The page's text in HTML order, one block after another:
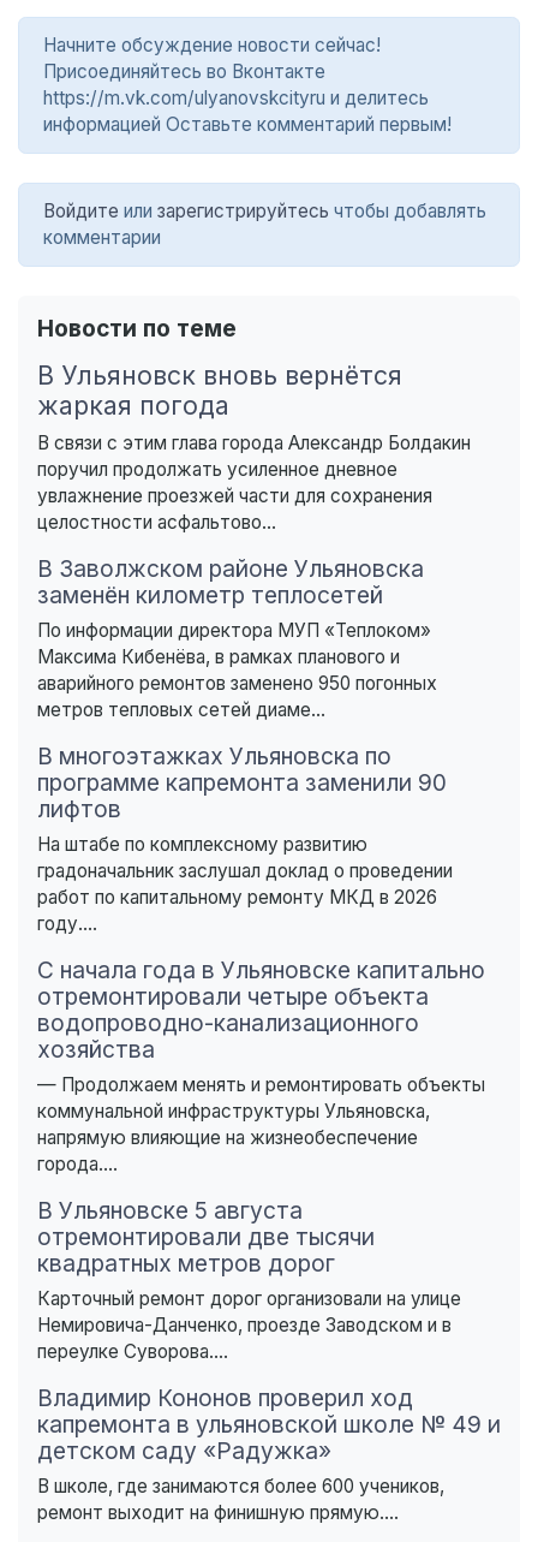
Начните обсуждение новости сейчас!
Присоединяйтесь во Вконтакте
https://m.vk.com/ulyanovskcityru и делитесь
информацией Оставьте комментарий первым!
Войдите или зарегистрируйтесь чтобы добавлять
комментарии
Новости по теме
В Ульяновск вновь вернётся
жаркая погода
В связи с этим глава города Александр Болдакин
поручил продолжать усиленное дневное
увлажнение проезжей части для сохранения
целостности асфальтово...
В Заволжском районе Ульяновска
заменён километр теплосетей
По информации директора МУП «Теплоком»
Максима Кибенёва, в рамках планового и
аварийного ремонтов заменено 950 погонных
метров тепловых сетей диаме...
В многоэтажках Ульяновска по
программе капремонта заменили 90
лифтов
На штабе по комплексному развитию
градоначальник заслушал доклад о проведении
работ по капитальному ремонту МКД в 2026
году....
С начала года в Ульяновске капитально
отремонтировали четыре объекта
водопроводно-канализационного
хозяйства
— Продолжаем менять и ремонтировать объекты
коммунальной инфраструктуры Ульяновска,
напрямую влияющие на жизнеобеспечение
города....
В Ульяновске 5 августа
отремонтировали две тысячи
квадратных метров дорог
Карточный ремонт дорог организовали на улице
Немировича-Данченко, проезде Заводском и в
переулке Суворова....
Владимир Кононов проверил ход
капремонта в ульяновской школе № 49 и
детском саду «Радужка»
В школе, где занимаются более 600 учеников,
ремонт выходит на финишную прямую....